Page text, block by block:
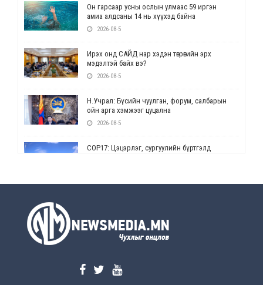
Он гарсаар усны ослын улмаас 59 иргэн
амиа алдсаны 14 нь хүүхэд байна
2026-08-5
Ирэх онд САЙД нар хэдэн төгрөгийн эрх
мэдэлтэй байх вэ?
2026-08-5
Н.Учрал: Бүсийн чуулган, форум, салбарын
ойн арга хэмжээг цуцална
2026-08-5
СОР17: Цэцэрлэг, сургуулийн бүртгэлд
2026-08-5
2026-08-5